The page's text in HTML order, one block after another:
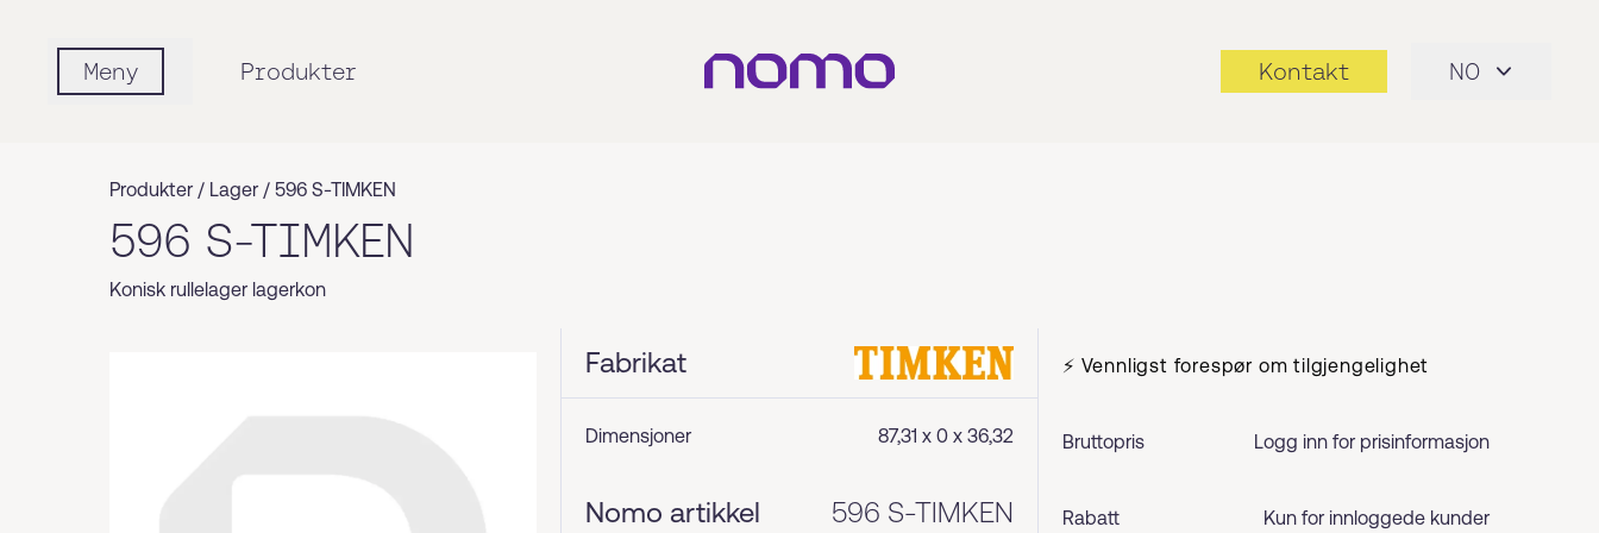
Meny Produkter Kontakt NO
Produkter / Lager / 596 S-TIMKEN
596 S-TIMKEN
Konisk rullelager lagerkon
Fabrikat
Dimensjoner 87,31 x 0 x 36,32
Nomo artikkel 596 S-TIMKEN
⚡ Vennligst forespør om tilgjengelighet
Bruttopris Logg inn for prisinformasjon
Rabatt Kun for innloggede kunder